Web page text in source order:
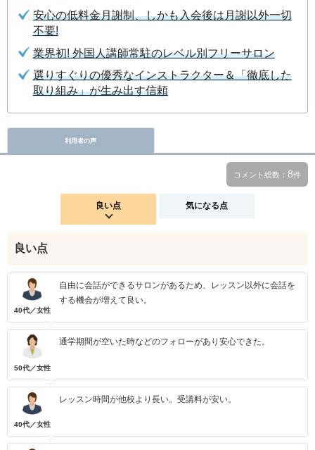
安心の低料金月謝制、しかも入会後は月謝以外一切
不要!
業界初! 外国人講師常駐のレベル別フリーサロン
選りすぐりの優秀なインストラクター＆「徹底した
取り組み」が生み出す信頼
利用者の声
コメント総数： 8件
良い点 気になる点
良い点
40代／女性
自由に会話ができるサロンがあるため、レッスン以外に会話を
する機会が増えて良い。
50代／女性
通学期間が空いた時などのフォローがあり安心できた。
40代／女性
レッスン時間が他校より長い。受講料が安い。